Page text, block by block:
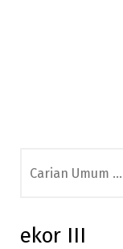
for:
ekor III